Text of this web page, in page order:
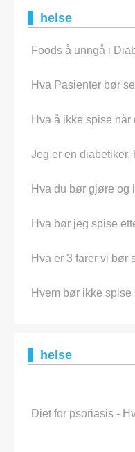
helse
Hva Pasienter bør
Hva å ikke spise når
Jeg er en
Hva bør jeg spise
Hva er 3 farer vi bør
Hvem bør ikke spise
helse
Diet for psoriasis -